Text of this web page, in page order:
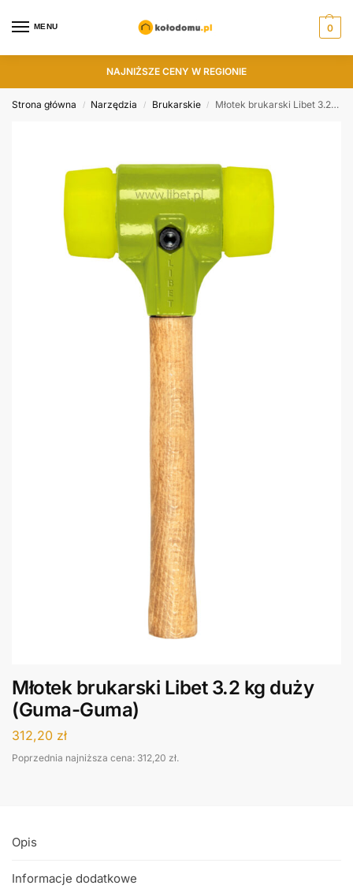
MENU 0
NAJNIŻSZE CENY W REGIONIE
Strona główna / Narzędzia / Brukarskie / Młotek brukarski Libet 3.2 kg duży (Guma-Guma)
Młotek brukarski Libet 3.2 kg duży
(Guma-Guma)
312,20 zł
Poprzednia najniższa cena: 312,20 zł.
Opis
Informacje dodatkowe